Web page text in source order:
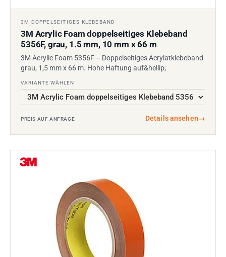
3M DOPPELSEITIGES KLEBEBAND
3M Acrylic Foam doppelseitiges Klebeband
5356F, grau, 1.5 mm, 10 mm x 66 m
3M Acrylic Foam 5356F – Doppelseitiges Acrylatklebeband
grau, 1,5 mm x 66 m. Hohe Haftung auf&hellip;
VARIANTE WÄHLEN
PREIS AUF ANFRAGE Details ansehen→